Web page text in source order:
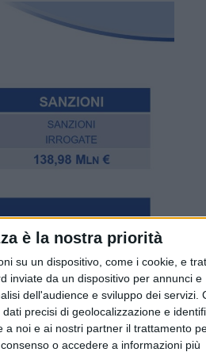
è la nostra priorità
su un dispositivo, come i cookie, e
inviate da un dispositivo per annunci e
dell'audience e sviluppo dei servizi.
precisi di geolocalizzazione e
a noi e ai nostri partner il trattamento
o accedere a informazioni più